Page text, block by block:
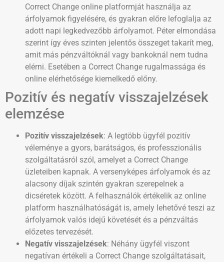
Correct Change online platformját használja az
árfolyamok figyelésére, és gyakran előre lefoglalja az
adott napi legkedvezőbb árfolyamot. Péter elmondása
szerint így éves szinten jelentős összeget takarít meg,
amit más pénzváltóknál vagy bankoknál nem tudna
elérni. Esetében a Correct Change rugalmassága és
online elérhetősége kiemelkedő előny.
Pozitív és negatív visszajelzések
elemzése
Pozitív visszajelzések: A legtöbb ügyfél pozitív
véleménye a gyors, barátságos, és professzionális
szolgáltatásról szól, amelyet a Correct Change
üzleteiben kapnak. A versenyképes árfolyamok és az
alacsony díjak szintén gyakran szerepelnek a
dicséretek között. A felhasználók értékelik az online
platform használhatóságát is, amely lehetővé teszi az
árfolyamok valós idejű követését és a pénzváltás
előzetes tervezését.
Negatív visszajelzések: Néhány ügyfél viszont
negatívan értékeli a Correct Change szolgáltatásait,